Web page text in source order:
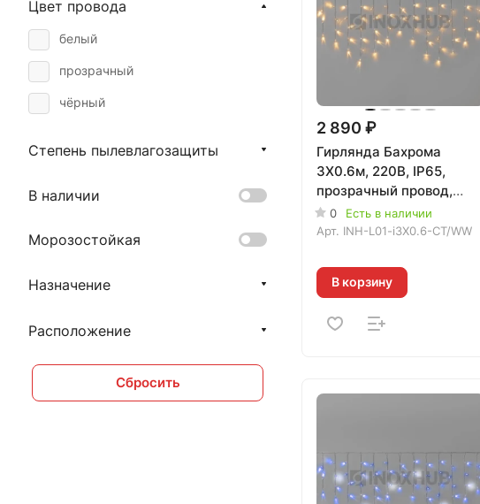
2 890 ₽
Гирлянда Бахрома
3X0.6м, 220В, IP65,
прозрачный провод,
ТЁПЛАЯ БЕЛАЯ, 020102
0
Есть в наличии
Арт. INH-L01-i3X0.6-CT/WW
В корзину
Цвет провода
белый
прозрачный
чёрный
Степень пылевлагозащиты
В наличии
Морозостойкая
Назначение
Расположение
Сбросить